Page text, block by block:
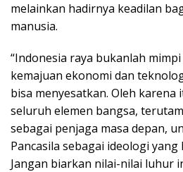
melainkan hadirnya keadilan
manusia.
“Indonesia raya bukanlah
kemajuan ekonomi dan
bisa menyesatkan. Oleh karena
seluruh elemen bangsa,
sebagai penjaga masa depan,
Pancasila sebagai ideologi
Jangan biarkan nilai-nilai luhur